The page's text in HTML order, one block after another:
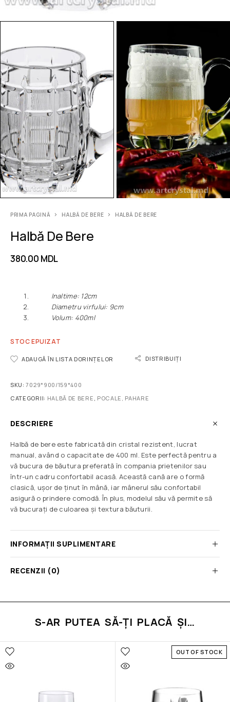
PRIMA PAGINĂ HALBĂ DE BERE HALBĂ DE BERE
Halbă De Bere
380.00 MDL
Inaltime: 12сm
Diametru virfului: 9сm
Volum: 400ml
STOC EPUIZAT
ADAUGĂ ÎN LISTA DORINȚELOR DISTRIBUIȚI
SKU:7029*900/159*400
CATEGORII: HALBĂ DE BERE POCALE, PAHARE
DESCRIERE
Halbă de bere este fabricată din cristal rezistent, lucrat
manual, având o capacitate de 400 ml. Este perfectă pentru a
vă bucura de băutura preferată în compania prietenilor sau
într-un cadru confortabil acasă. Această cană are o formă
clasică, ușor de ținut în mână, iar mânerul său confortabil
asigură o prindere comodă. În plus, modelul său vă permite să
vă bucurați de culoarea și textura băuturii.
INFORMAȚII SUPLIMENTARE
RECENZII (0)
S-AR PUTEA SĂ-ȚI PLACĂ ȘI…
OUT OF STOCK